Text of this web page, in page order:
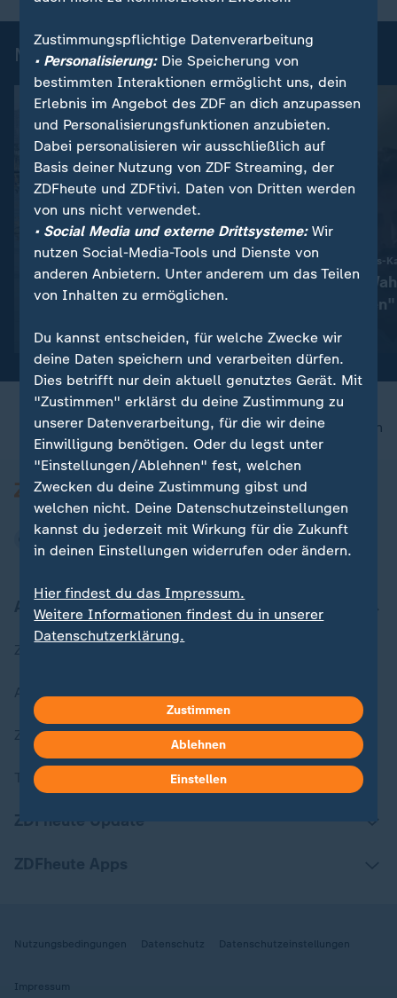
Mehr aus ZDFheute live
Klimakrise und Wirtschaft:
Warum Nichtstun teurer als
Klimaschutz ist
Video
Russische Fake-News-
"Versuchen,
zu beeinflussen"
Video 14:56
nach oben
Aktuell bei ZDFheute
Aktuelle Sendungs-Videos
ZDFheute Stories
Themen im Überblick
ZDFheute Update
Nutzungsbedingungen Datenschutz Datenschutzeinstellungen
Impressum
Zustimmungspflichtige Datenverarbeitung
• Personalisierung:Die Speicherung von
bestimmten Interaktionen ermöglicht uns, dein
Erlebnis im Angebot des ZDF an dich anzupassen
und Personalisierungsfunktionen anzubieten.
Dabei personalisieren wir ausschließlich auf
Basis deiner Nutzung von ZDF Streaming, der
ZDFheute und ZDFtivi. Daten von Dritten werden
von uns nicht verwendet.
• Social Media und externe Drittsysteme:Wir
nutzen Social-Media-Tools und Dienste von
anderen Anbietern. Unter anderem um das Teilen
von Inhalten zu ermöglichen.
Du kannst entscheiden, für welche Zwecke wir
deine Daten speichern und verarbeiten dürfen.
Dies betrifft nur dein aktuell genutztes Gerät. Mit
"Zustimmen" erklärst du deine Zustimmung zu
unserer Datenverarbeitung, für die wir deine
Einwilligung benötigen. Oder du legst unter
"Einstellungen/Ablehnen" fest, welchen
Zwecken du deine Zustimmung gibst und
welchen nicht. Deine Datenschutzeinstellungen
kannst du jederzeit mit Wirkung für die Zukunft
in deinen Einstellungen widerrufen oder ändern.
Hier findest du das Impressum.
Weitere Informationen findest du in unserer
Datenschutzerklärung.
Zustimmen
Ablehnen
Einstellen